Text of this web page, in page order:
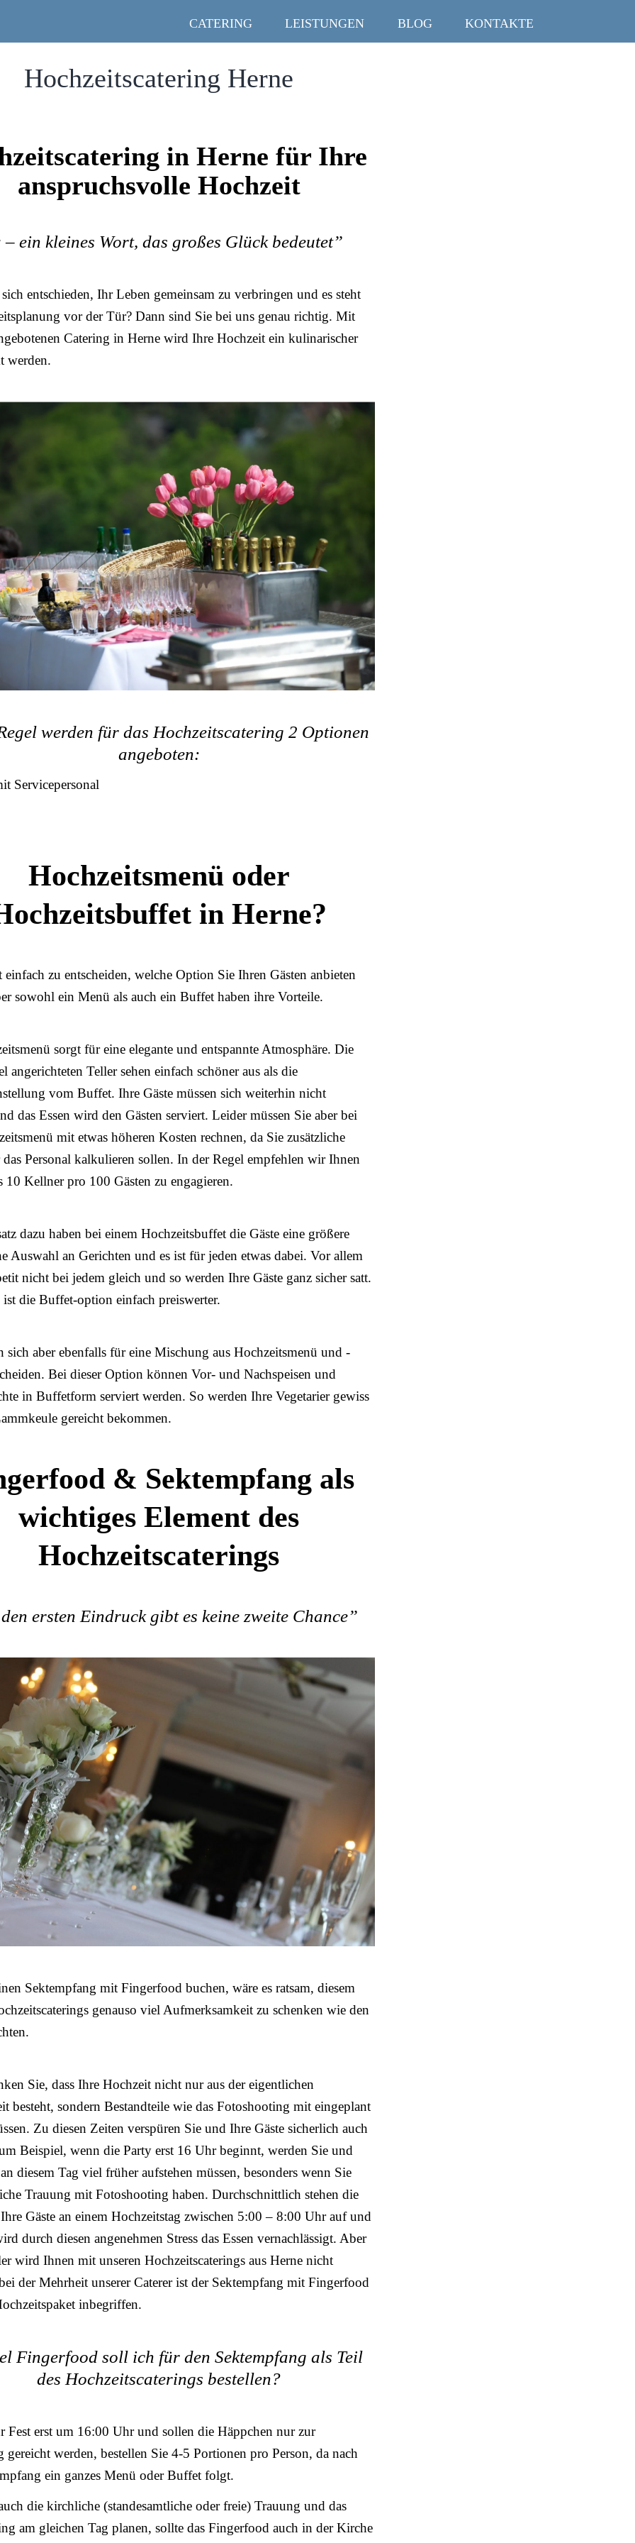
CATERING LEISTUNGEN BLOG KONTAKTE
Hochzeitscatering Herne
in Herne für Ihre
anspruchsvolle Hochzeit
– ein kleines Wort, das großes Glück bedeutet”
entschieden, Ihr Leben gemeinsam zu verbringen und es steht
vor der Tür? Dann sind Sie bei uns genau richtig. Mit
Catering in Herne wird Ihre Hochzeit ein kulinarischer
werden.
werden für das Hochzeitscatering 2 Optionen
angeboten:
Servicepersonal
Hochzeitsmenü oder
in Herne?
einfach zu entscheiden, welche Option Sie Ihren Gästen anbieten
sowohl ein Menü als auch ein Buffet haben ihre Vorteile.
sorgt für eine elegante und entspannte Atmosphäre. Die
angerichteten Teller sehen einfach schöner aus als die
vom Buffet. Ihre Gäste müssen sich weiterhin nicht
das Essen wird den Gästen serviert. Leider müssen Sie aber bei
mit etwas höheren Kosten rechnen, da Sie zusätzliche
Personal kalkulieren sollen. In der Regel empfehlen wir Ihnen
10 Kellner pro 100 Gästen zu engagieren.
dazu haben bei einem Hochzeitsbuffet die Gäste eine größere
Auswahl an Gerichten und es ist für jeden etwas dabei. Vor allem
nicht bei jedem gleich und so werden Ihre Gäste ganz sicher satt.
die Buffet-option einfach preiswerter.
sich aber ebenfalls für eine Mischung aus Hochzeitsmenü und -
Bei dieser Option können Vor- und Nachspeisen und
in Buffetform serviert werden. So werden Ihre Vegetarier gewiss
gereicht bekommen.
& Sektempfang als
wichtiges Element des
Hochzeitscaterings
ersten Eindruck gibt es keine zweite Chance”
Sektempfang mit Fingerfood buchen, wäre es ratsam, diesem
genauso viel Aufmerksamkeit zu schenken wie den
Sie, dass Ihre Hochzeit nicht nur aus der eigentlichen
besteht, sondern Bestandteile wie das Fotoshooting mit eingeplant
Zu diesen Zeiten verspüren Sie und Ihre Gäste sicherlich auch
Beispiel, wenn die Party erst 16 Uhr beginnt, werden Sie und
diesem Tag viel früher aufstehen müssen, besonders wenn Sie
Trauung mit Fotoshooting haben. Durchschnittlich stehen die
Gäste an einem Hochzeitstag zwischen 5:00 – 8:00 Uhr auf und
durch diesen angenehmen Stress das Essen vernachlässigt. Aber
wird Ihnen mit unseren Hochzeitscaterings aus Herne nicht
der Mehrheit unserer Caterer ist der Sektempfang mit Fingerfood
inbegriffen.
Fingerfood soll ich für den Sektempfang als Teil
des Hochzeitscaterings bestellen?
Fest erst um 16:00 Uhr und sollen die Häppchen nur zur
gereicht werden, bestellen Sie 4-5 Portionen pro Person, da nach
ein ganzes Menü oder Buffet folgt.
die kirchliche (standesamtliche oder freie) Trauung und das
am gleichen Tag planen, sollte das Fingerfood auch in der Kirche